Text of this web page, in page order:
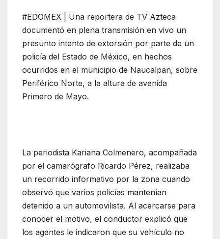
#EDOMEX | Una reportera de TV Azteca
documentó en plena transmisión en vivo un
presunto intento de extorsión por parte de un
policía del Estado de México, en hechos
ocurridos en el municipio de Naucalpan, sobre
Periférico Norte, a la altura de avenida
Primero de Mayo.
La periodista Kariana Colmenero, acompañada
por el camarógrafo Ricardo Pérez, realizaba
un recorrido informativo por la zona cuando
observó que varios policías mantenían
detenido a un automovilista. Al acercarse para
conocer el motivo, el conductor explicó que
los agentes le indicaron que su vehículo no